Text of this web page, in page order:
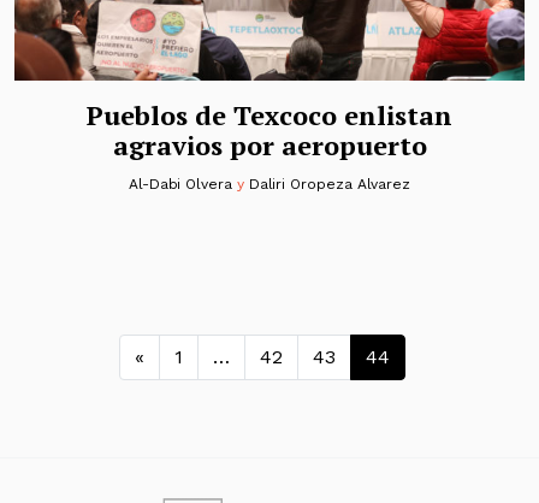
Pueblos de Texcoco enlistan
agravios por aeropuerto
Al-Dabi Olvera y Daliri Oropeza Alvarez
Navegación de entradas
« 1 … 42 43 44